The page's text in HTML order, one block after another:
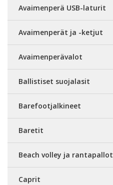
Avaimenperä USB-laturit
Avaimenperät ja -ketjut
Avaimenperävalot
Ballistiset suojalasit
Barefootjalkineet
Baretit
Beach volley ja rantapallot
Caprit